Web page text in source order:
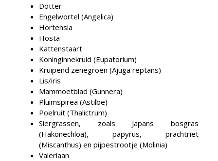
Dotter
Engelwortel (Angelica)
Hortensia
Hosta
Kattenstaart
Koninginnekruid (Eupatorium)
Kruipend zenegroen (Ajuga reptans)
Lis/iris
Mammoetblad (Gunnera)
Pluimspirea (Astilbe)
Poelruit (Thalictrum)
Siergrassen, zoals Japans bosgras
(Hakonechloa), papyrus, prachtriet
(Miscanthus) en pijpestrootje (Molinia)
Valeriaan